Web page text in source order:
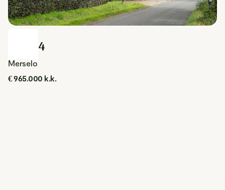
Beek 4
Merselo
€ 965.000 k.k.